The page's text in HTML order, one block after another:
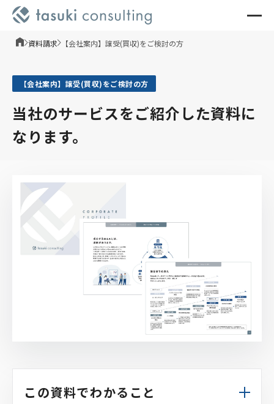
資料請求 【会社案内】譲受(買収)をご検討の方
【会社案内】譲受(買収)をご検討の方
当社のサービスをご紹介した資料に
なります。
この資料でわかること